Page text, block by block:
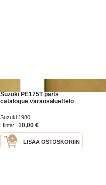
Suzuki PE175T parts
catalogue varaosaluettelo
Suzuki 1980
Hinta:
10,00 €
LISÄÄ OSTOSKORIIN